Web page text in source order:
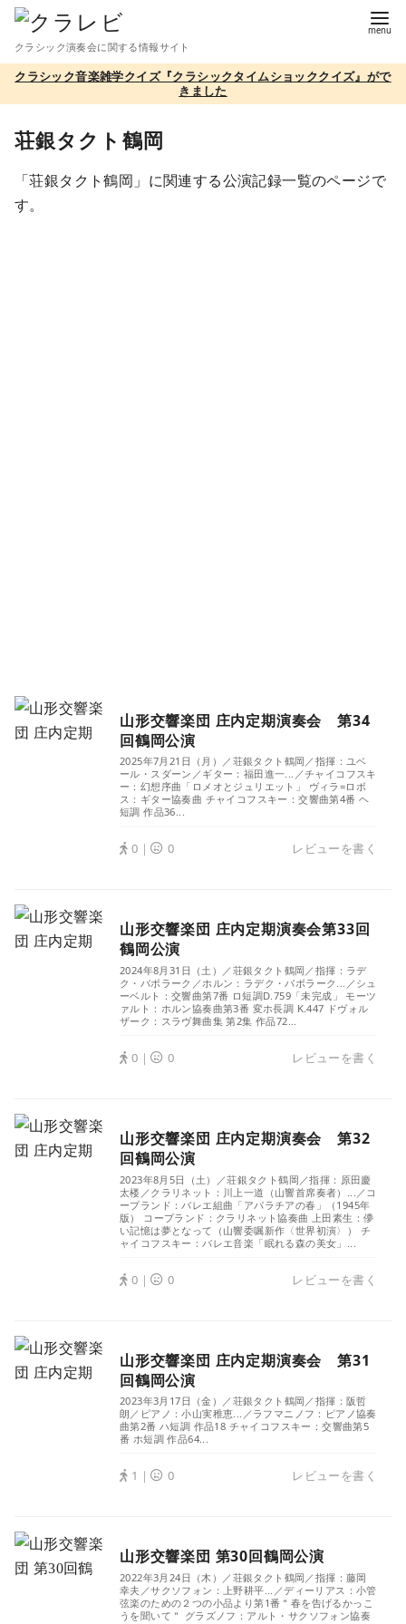
テ
ツ
クラシック演奏会に関する情報サイト
クラシック音楽雑学クイズ『クラシックタイムショッククイズ』がで
きました
荘銀タクト鶴岡
「荘銀タクト鶴岡」に関連する公演記録一覧のページで
す。
山形交響楽団 庄内定期演奏会 第34
回鶴岡公演
2025年7月21日（月）／荘銀タクト鶴岡／指揮：ユベ
ール・スダーン／ギター：福田進一...／チャイコフスキ
ー：幻想序曲「ロメオとジュリエット」 ヴィラ=ロボ
ス：ギター協奏曲 チャイコフスキー：交響曲第4番 ヘ
短調 作品36...
0｜ 0 レビューを書く
山形交響楽団 庄内定期演奏会第33回
鶴岡公演
2024年8月31日（土）／荘銀タクト鶴岡／指揮：ラデ
ク・バボラーク／ホルン：ラデク・バボラーク...／シュ
ーベルト：交響曲第7番 ロ短調D.759「未完成」 モーツ
ァルト：ホルン協奏曲第3番 変ホ長調 K.447 ドヴォル
ザーク：スラヴ舞曲集 第2集 作品72...
0｜ 0 レビューを書く
山形交響楽団 庄内定期演奏会 第32
回鶴岡公演
2023年8月5日（土）／荘銀タクト鶴岡／指揮：原田慶
太楼／クラリネット：川上一道（山響首席奏者）...／コ
ープランド：バレエ組曲「アパラチアの春」（1945年
版） コープランド：クラリネット協奏曲 上田素生：儚
い記憶は夢となって（山響委嘱新作〈世界初演〉） チ
ャイコフスキー：バレエ音楽「眠れる森の美女」...
0｜ 0 レビューを書く
山形交響楽団 庄内定期演奏会 第31
回鶴岡公演
2023年3月17日（金）／荘銀タクト鶴岡／指揮：阪哲
朗／ピアノ：小山実稚恵...／ラフマニノフ：ピアノ協奏
曲第2番 ハ短調 作品18 チャイコフスキー：交響曲第5
番 ホ短調 作品64...
1｜ 0 レビューを書く
山形交響楽団 第30回鶴岡公演
2022年3月24日（木）／荘銀タクト鶴岡／指揮：藤岡
幸夫／サクソフォン：上野耕平...／ディーリアス：小管
弦楽のための２つの小品より第1番＂春を告げるかっこ
うを聞いて＂ グラズノフ：アルト・サクソフォン協奏